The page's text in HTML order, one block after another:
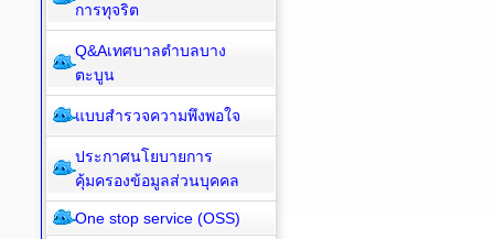
การทุจริต
Q&Aเทศบาลตำบลบาง
ตะบูน
แบบสำรวจความพึงพอใจ
ประกาศนโยบายการ
คุ้มครองข้อมูลส่วนบุคคล
One stop service (OSS)